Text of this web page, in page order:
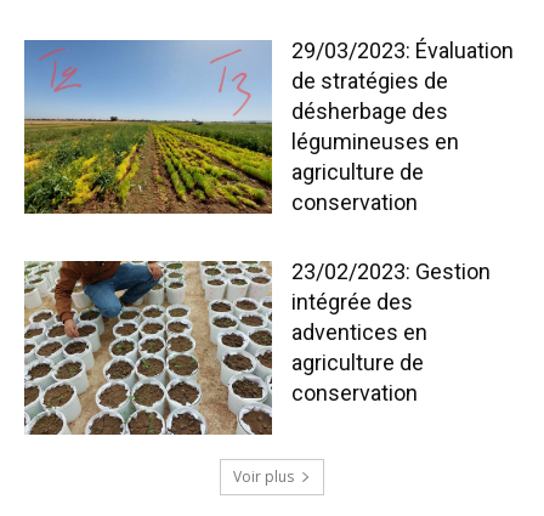
29/03/2023: Évaluation
de stratégies de
désherbage des
légumineuses en
agriculture de
conservation
23/02/2023: Gestion
intégrée des
adventices en
agriculture de
conservation
Voir plus